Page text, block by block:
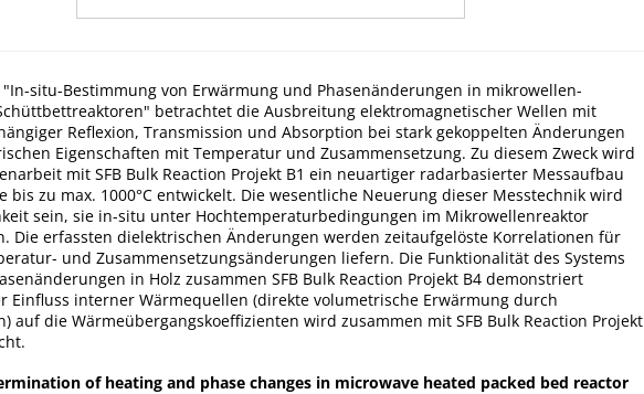
"In-situ-Bestimmung von Erwärmung und Phasenänderungen in mikrowellen-
betrachtet die Ausbreitung elektromagnetischer Wellen mit
Reflexion, Transmission und Absorption bei stark gekoppelten Änderungen
Eigenschaften mit Temperatur und Zusammensetzung. Zu diesem Zweck wird
mit SFB Bulk Reaction Projekt B1 ein neuartiger radarbasierter Messaufbau
bis zu max. 1000°C entwickelt. Die wesentliche Neuerung dieser Messtechnik wird
sein, sie in-situ unter Hochtemperaturbedingungen im Mikrowellenreaktor
Die erfassten dielektrischen Änderungen werden zeitaufgelöste Korrelationen für
und Zusammensetzungsänderungen liefern. Die Funktionalität des Systems
in Holz zusammen SFB Bulk Reaction Projekt B4 demonstriert
Einfluss interner Wärmequellen (direkte volumetrische Erwärmung durch
auf die Wärmeübergangskoeffizienten wird zusammen mit SFB Bulk Reaction Projekt
of heating and phase changes in microwave heated packed bed reactor